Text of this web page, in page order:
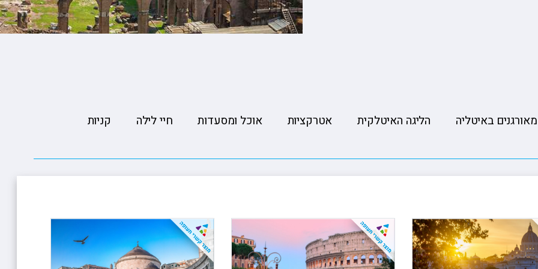
קייטי פרי
רובי וויליאמס
מאורגנים באיטליה הליגה האיטלקית אטרקציות אוכל ומסעדות חיי לילה
קניות